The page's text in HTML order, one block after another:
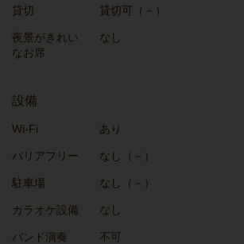
貸切 貸切可（－）
夜景がきれい
なお席
なし
設備
Wi-Fi あり
バリアフリー なし（－）
駐車場 なし（－）
カラオケ設備 なし
バンド演奏 不可